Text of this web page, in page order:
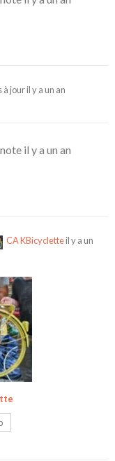
à jouril y a un an
il y a un an
CA KBicycletteil y a un